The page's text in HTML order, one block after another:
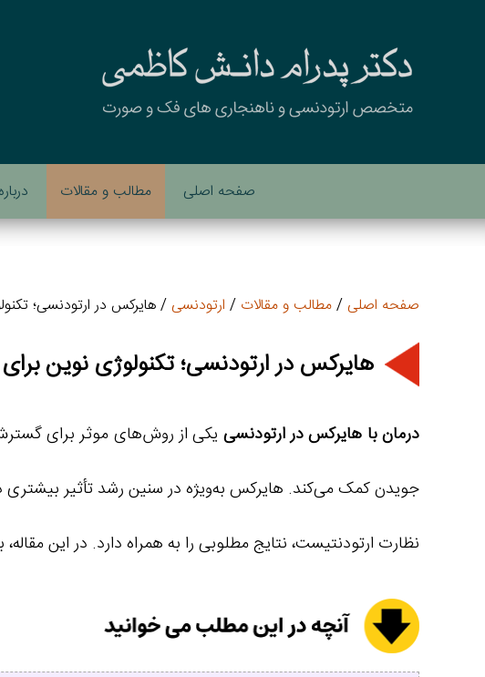
صفحه اصلی مطالب و مقالات
صفحه اصلی / مطالب و مقالات / ارتودنسی / هایرکس در ارتودنسی؛
هایرکس در ارتودنسی؛ تکنولوژی نوین
درمان با هایرکس در ارتودنسی یکی از روش‌های موثر برای
جویدن کمک می‌کند. هایرکس به‌ویژه در سنین رشد تأثیر بیشتری
نظارت ارتودنتیست، نتایج مطلوبی را به همراه دارد. در این